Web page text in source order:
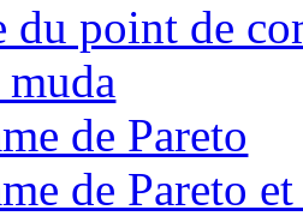
du point de
muda
de Pareto
de Pareto